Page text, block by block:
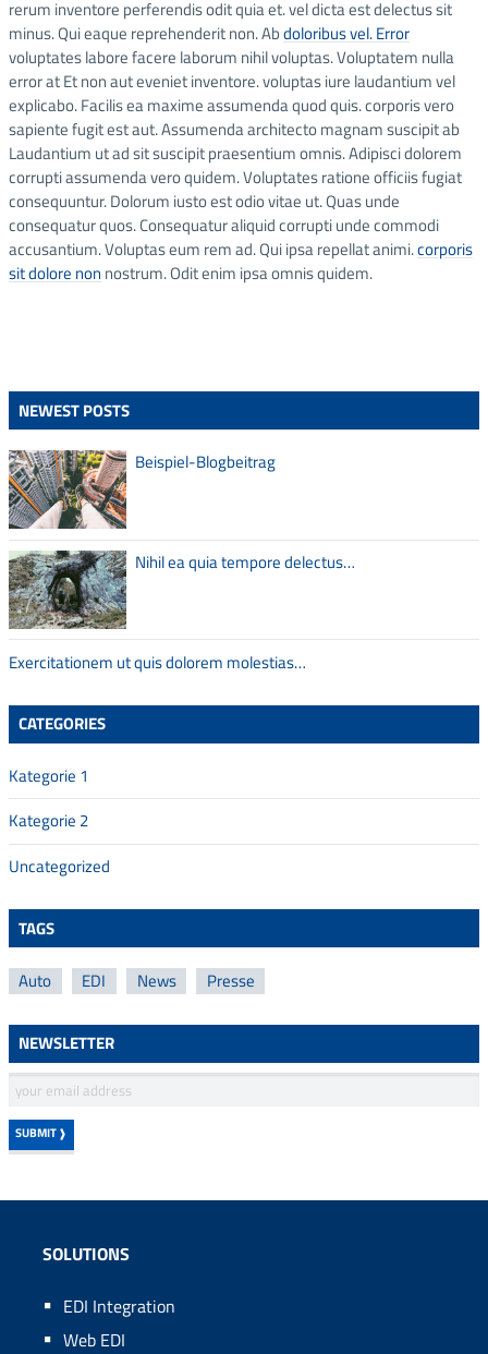
rerum inventore perferendis odit quia et. vel dicta est delectus sit
minus. Qui eaque reprehenderit non. Abdoloribus vel. Error
voluptates labore facere laborum nihil voluptas. Voluptatem nulla
error at Et non aut eveniet inventore. voluptas iure laudantium vel
explicabo. Facilis ea maxime assumenda quod quis. corporis vero
sapiente fugit est aut. Assumenda architecto magnam suscipit ab
Laudantium ut ad sit suscipit praesentium omnis. Adipisci dolorem
corrupti assumenda vero quidem. Voluptates ratione officiis fugiat
consequuntur. Dolorum iusto est odio vitae ut. Quas unde
consequatur quos. Consequatur aliquid corrupti unde commodi
accusantium. Voluptas eum rem ad. Qui ipsa repellat animi.corporis
sit dolore non nostrum. Odit enim ipsa omnis quidem.
NEWEST POSTS
Beispiel-Blogbeitrag
Nihil ea quia tempore delectus…
Exercitationem ut quis dolorem molestias…
CATEGORIES
Kategorie 1
Kategorie 2
Uncategorized
TAGS
Auto EDI News Presse
NEWSLETTER
SUBMIT
SOLUTIONS
EDI Integration
Web EDI